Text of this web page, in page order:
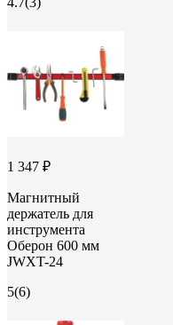
1 347 ₽
Магнитный
держатель для
инструмента
Оберон 600 мм
JWXT-24
5(6)